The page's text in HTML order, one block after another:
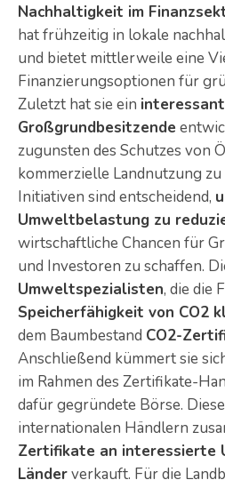
Nachhaltigkeit im
hat frühzeitig in lokale
und bietet mittlerweile eine
Finanzierungsoptionen für
Zuletzt hat sie ein
Großgrundbesitzende
zugunsten des Schutzes von
kommerzielle Landnutzung
Initiativen sind entscheidend,
Umweltbelastung zu
wirtschaftliche Chancen für
und Investoren zu schaffen.
Umweltspezialisten, die die
Speicherfähigkeit von CO2
dem Baumbestand CO2-
Anschließend kümmert sie
im Rahmen des Zertifikate-
dafür gegründete Börse.
internationalen Händlern
Zertifikate an interessierte
Länderverkauft. Für die